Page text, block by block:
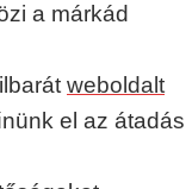
a márkád
weboldalt
el az átadás